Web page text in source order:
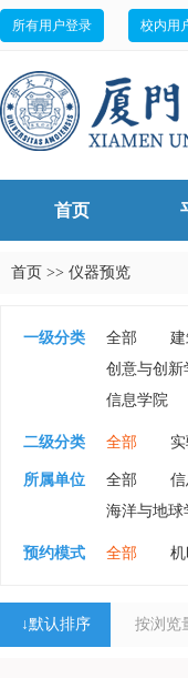
所有用户登录 校内用
首页
首页 >> 仪器预览
一级分类 全部
创意与创新
信息学院
二级分类 全部
所属单位 全部
海洋与地球
预约模式 全部
↓默认排序 按浏览